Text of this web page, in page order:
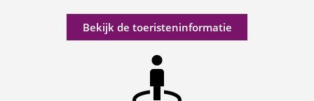
Bekijk de toeristeninformatie